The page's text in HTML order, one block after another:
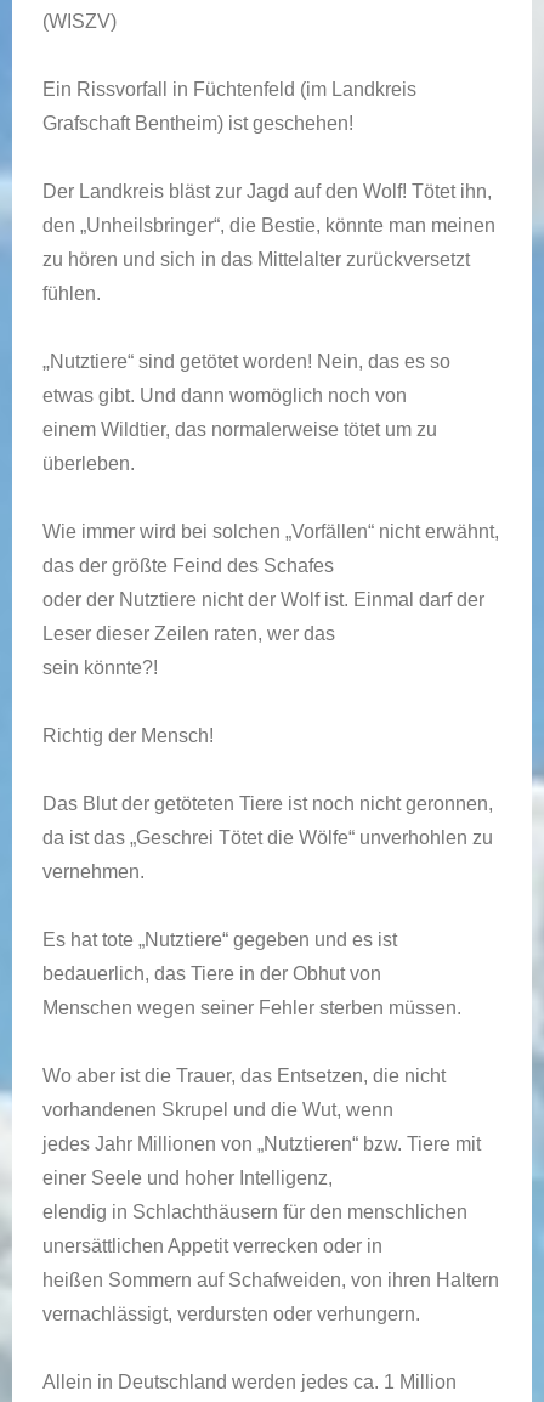
(WISZV)
Ein Rissvorfall in Füchtenfeld (im Landkreis
Grafschaft Bentheim) ist geschehen!
Der Landkreis bläst zur Jagd auf den Wolf! Tötet ihn,
den „Unheilsbringer“, die Bestie, könnte man meinen
zu hören und sich in das Mittelalter zurückversetzt
fühlen.
„Nutztiere“ sind getötet worden! Nein, das es so
etwas gibt. Und dann womöglich noch von
einem Wildtier, das normalerweise tötet um zu
überleben.
Wie immer wird bei solchen „Vorfällen“ nicht erwähnt,
das der größte Feind des Schafes
oder der Nutztiere nicht der Wolf ist. Einmal darf der
Leser dieser Zeilen raten, wer das
sein könnte?!
Richtig der Mensch!
Das Blut der getöteten Tiere ist noch nicht geronnen,
da ist das „Geschrei Tötet die Wölfe“ unverhohlen zu
vernehmen.
Es hat tote „Nutztiere“ gegeben und es ist
bedauerlich, das Tiere in der Obhut von
Menschen wegen seiner Fehler sterben müssen.
Wo aber ist die Trauer, das Entsetzen, die nicht
vorhandenen Skrupel und die Wut, wenn
jedes Jahr Millionen von „Nutztieren“ bzw. Tiere mit
einer Seele und hoher Intelligenz,
elendig in Schlachthäusern für den menschlichen
unersättlichen Appetit verrecken oder in
heißen Sommern auf Schafweiden, von ihren Haltern
vernachlässigt, verdursten oder verhungern.
Allein in Deutschland werden jedes ca. 1 Million